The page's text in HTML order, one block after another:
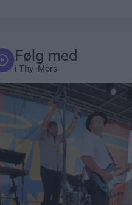
Følg med
i Thy-Mors